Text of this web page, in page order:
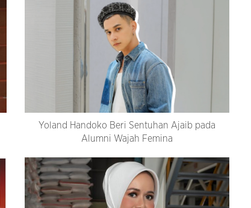
Yoland Handoko Beri Sentuhan Ajaib pada
Alumni Wajah Femina